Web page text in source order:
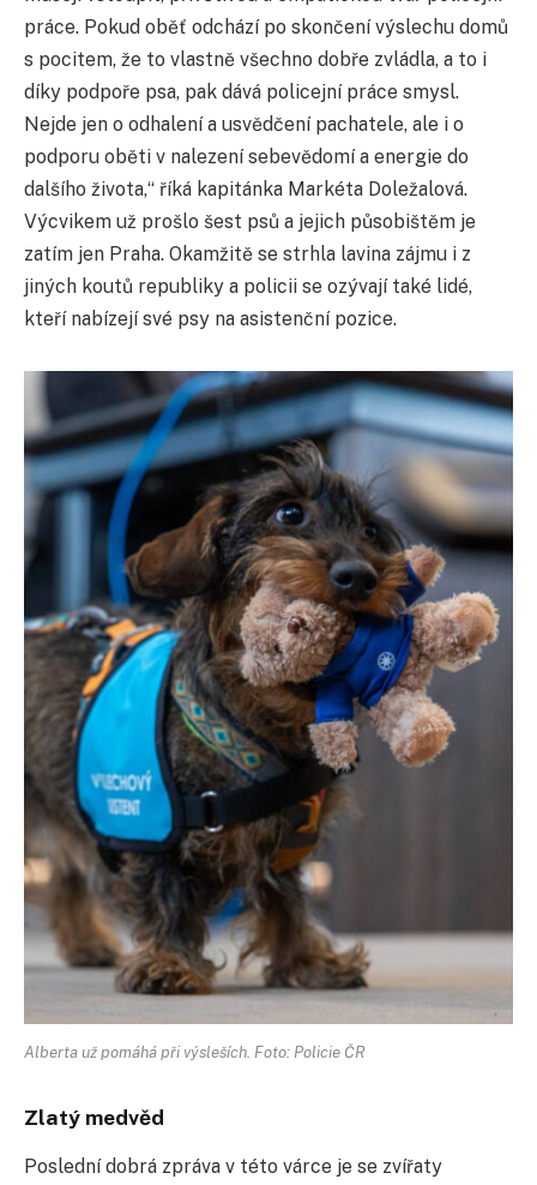
práce. Pokud oběť odchází po skončení výslechu domů
s pocitem, že to vlastně všechno dobře zvládla, a to i
díky podpoře psa, pak dává policejní práce smysl.
Nejde jen o odhalení a usvědčení pachatele, ale i o
podporu oběti v nalezení sebevědomí a energie do
dalšího života,“ říká kapitánka Markéta Doležalová.
Výcvikem už prošlo šest psů a jejich působištěm je
zatím jen Praha. Okamžitě se strhla lavina zájmu i z
jiných koutů republiky a policii se ozývají také lidé,
kteří nabízejí své psy na asistenční pozice.
Alberta už pomáhá při výsleších. Foto: Policie ČR
Zlatý medvěd
Poslední dobrá zpráva v této várce je se zvířaty